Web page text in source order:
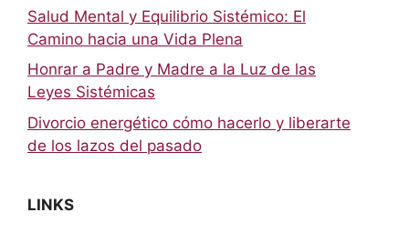
Salud Mental y Equilibrio Sistémico: El
Camino hacia una Vida Plena
Honrar a Padre y Madre a la Luz de las
Leyes Sistémicas
Divorcio energético cómo hacerlo y liberarte
de los lazos del pasado
LINKS